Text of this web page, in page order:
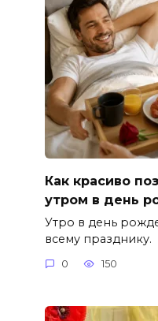
Как красиво
утром в день
Утро в день
всему празднику.
0 150